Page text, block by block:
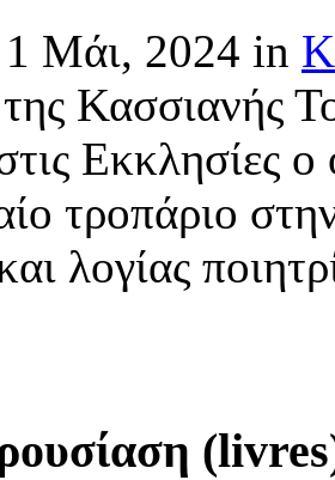
1 Μάι, 2024 in
Κασσιανής
Εκκλησίες
τροπάριο
λογίας